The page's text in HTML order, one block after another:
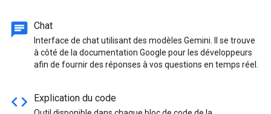
chat Chat
Interface de chat utilisant des modèles Gemini. Il se trouve
à côté de la documentation Google pour les développeurs
afin de fournir des réponses à vos questions en temps réel.
code Explication du code